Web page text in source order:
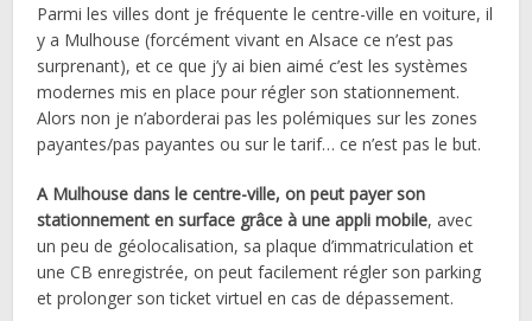
Parmi les villes dont je fréquente le centre-ville en voiture, il
y a Mulhouse (forcément vivant en Alsace ce n’est pas
surprenant), et ce que j’y ai bien aimé c’est les systèmes
modernes mis en place pour régler son stationnement.
Alors non je n’aborderai pas les polémiques sur les zones
payantes/pas payantes ou sur le tarif… ce n’est pas le but.
A Mulhouse dans le centre-ville, on peut payer son
stationnement en surface grâce à une appli mobile, avec
un peu de géolocalisation, sa plaque d’immatriculation et
une CB enregistrée, on peut facilement régler son parking
et prolonger son ticket virtuel en cas de dépassement.